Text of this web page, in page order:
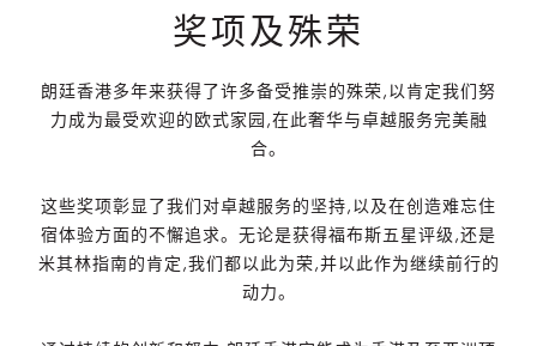
奖项及殊荣
朗廷香港多年来获得了许多备受推崇的殊荣,以肯定我们努
力成为最受欢迎的欧式家园,在此奢华与卓越服务完美融
合。
这些奖项彰显了我们对卓越服务的坚持,以及在创造难忘住
宿体验方面的不懈追求。无论是获得福布斯五星评级,还是
米其林指南的肯定,我们都以此为荣,并以此作为继续前行的
动力。